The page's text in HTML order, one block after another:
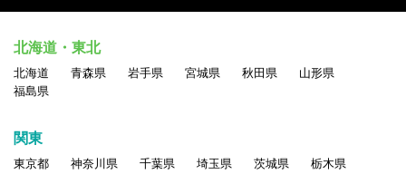
北海道・東北
北海道 青森県 岩手県 宮城県 秋田県
山形県
福島県
関東
東京都 神奈川県 千葉県 埼玉県 茨城県
栃木県